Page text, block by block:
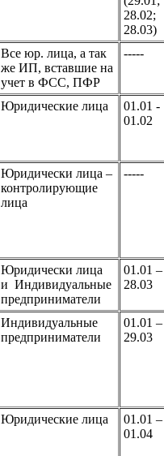
28.02;
28.03)
Все юр. лица, а так
же ИП, вставшие на
учет в ФСС, ПФР
-----
Юридические лица
01.01 -
01.02
Юридически лица –
контролирующие
лица
-----
Юридически лица
и Индивидуальные
предприниматели
01.01 –
28.03
Индивидуальные
предприниматели
01.01 –
29.03
Юридические лица
01.01 –
01.04